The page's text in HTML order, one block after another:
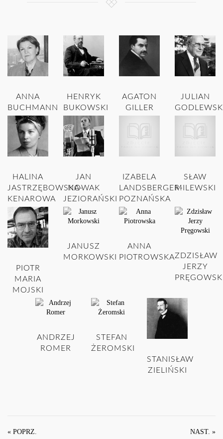
ANNA
BUCHMANN
HENRYK
BUKOWSKI
AGATON
GILLER
JULIAN
HALINA
JASTRZĘBOWSKA-
KENAROWA
JAN
NOWAK
JEZIORAŃSKI
IZABELA
LANDSBERGER-
POZNAŃSKA
SŁAW
MILEWSKI
PIOTR
MARIA
MOJSKI
JANUSZ
MORKOWSKI
ANNA
PIOTROWSKAZDZISŁAW
JERZY
ANDRZEJ
ROMER
STEFAN
ŻEROMSKI
STANISŁAW
ZIELIŃSKI
« POPRZ. NAST. »